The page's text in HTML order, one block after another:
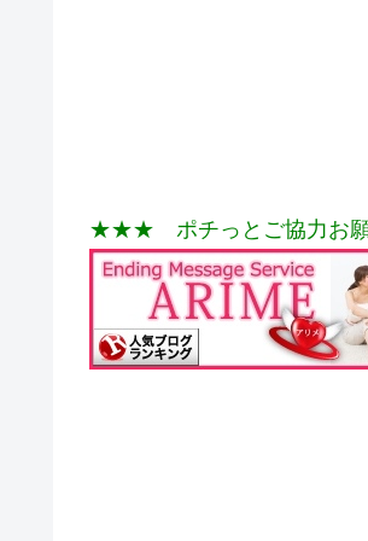
★★★ ポチっとご協力お